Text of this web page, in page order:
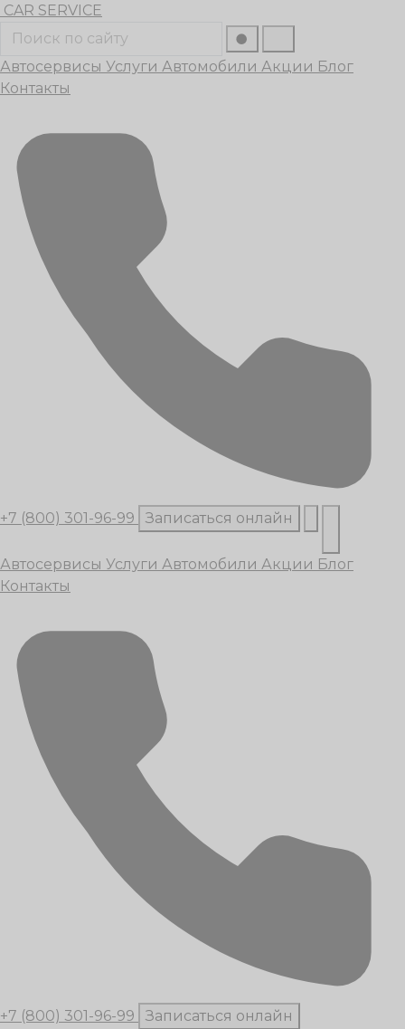
Перейти
CAR SERVICE
Поиск
Автосервисы Услуги Автомобили Акции Блог
Контакты
+7 (800) 301-96-99 Записаться онлайн
Автосервисы Услуги Автомобили Акции Блог
Контакты
+7 (800) 301-96-99 Записаться онлайн